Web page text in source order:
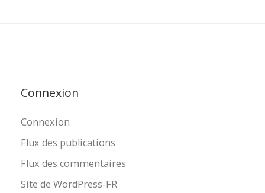
Connexion
Connexion
Flux des publications
Flux des commentaires
Site de WordPress-FR